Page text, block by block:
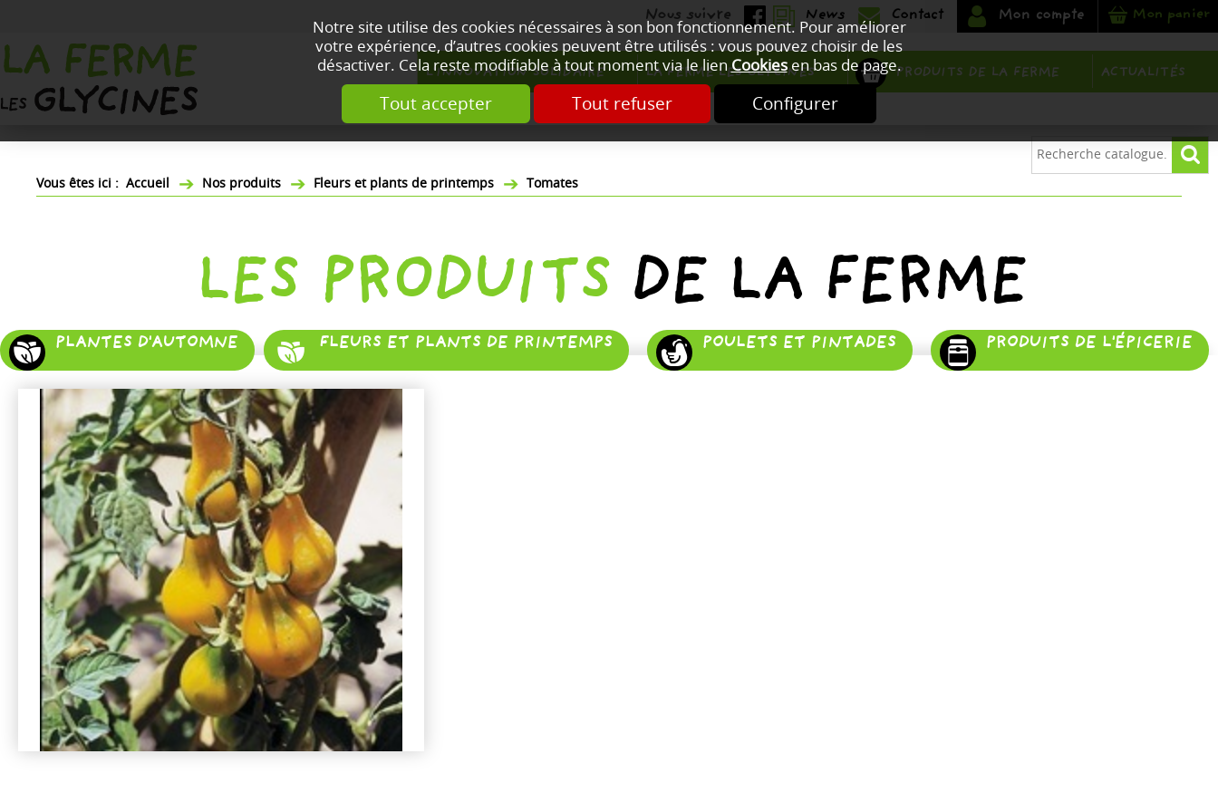
Notre site utilise des cookies nécessaires à son bon fonctionnement. Pour améliorer
votre expérience, d’autres cookies peuvent être utilisés : vous pouvez choisir de les
désactiver. Cela reste modifiable à tout moment via le lienCookiesen bas de page.
Tout accepter Tout refuser Configurer
Mon panier
L'INNOVATION SOLIDAIRE LA FERME LES GLYCINES PRODUITS DE LA FERME ACTUALITÉS
Accueil Nos produits Fleurs et plants de printemps Tomates
LES PRODUITS DE LA FERME
PLANTES D'AUTOMNE FLEURS ET PLANTS DE PRINTEMPS POULETS ET PINTADES PRODUITS DE L'ÉPICERIE